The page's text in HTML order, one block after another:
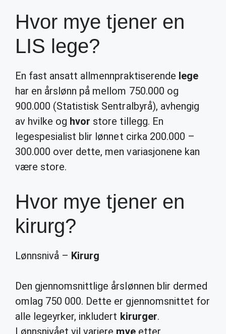
Hvor mye tjener en
LIS lege?
En fast ansatt allmennpraktiserende lege
har en årslønn på mellom 750.000 og
900.000 (Statistisk Sentralbyrå), avhengig
av hvilke og hvor store tillegg. En
legespesialist blir lønnet cirka 200.000 –
300.000 over dette, men variasjonene kan
være store.
Hvor mye tjener en
kirurg?
Lønnsnivå – Kirurg
Den gjennomsnittlige årslønnen blir dermed
omlag 750 000. Dette er gjennomsnittet for
alle legeyrker, inkludert kirurger.
Lønnsnivået vil variere myeetter